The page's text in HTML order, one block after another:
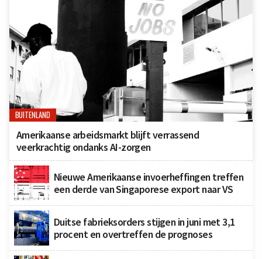
BUITENLAND
Amerikaanse arbeidsmarkt blijft verrassend
veerkrachtig ondanks AI-zorgen
Nieuwe Amerikaanse invoerheffingen treffen
een derde van Singaporese export naar VS
Duitse fabrieksorders stijgen in juni met 3,1
procent en overtreffen de prognoses